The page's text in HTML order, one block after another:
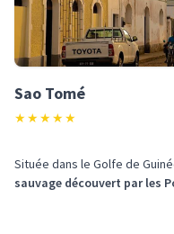
Sao Tomé
★★★★★
Située dans le Golfe de
sauvage découvert par les